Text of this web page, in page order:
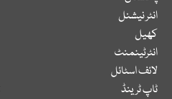
انٹر نیشنل
کھیل
انٹرٹینمنٹ
لائف اسٹائل
ٹاپ ٹرینڈ